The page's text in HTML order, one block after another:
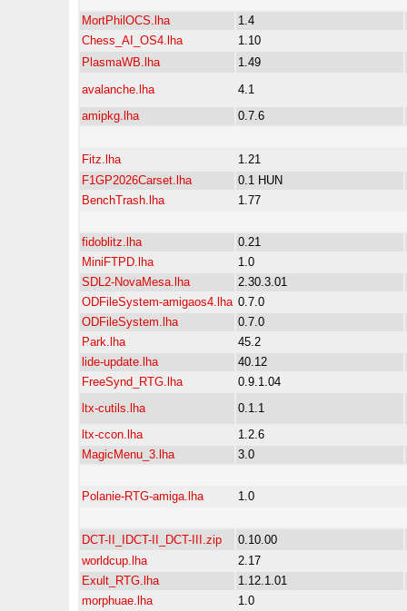
MortPhilOCS.lha
1.4
Chess_AI_OS4.lha
1.10
PlasmaWB.lha
1.49
avalanche.lha
4.1
amipkg.lha
0.7.6
Fitz.lha
1.21
F1GP2026Carset.lha
0.1 HUN
BenchTrash.lha
1.77
fidoblitz.lha
0.21
MiniFTPD.lha
1.0
SDL2-NovaMesa.lha
2.30.3.01
ODFileSystem-amigaos4.lha 0.7.0
ODFileSystem.lha
0.7.0
Park.lha
45.2
lide-update.lha
40.12
FreeSynd_RTG.lha
0.9.1.04
ltx-cutils.lha
0.1.1
ltx-ccon.lha
1.2.6
MagicMenu_3.lha
3.0
Polanie-RTG-amiga.lha 1.0
DCT-II_IDCT-II_DCT-III.zip
0.10.00
worldcup.lha
2.17
Exult_RTG.lha
1.12.1.01
morphuae.lha
1.0